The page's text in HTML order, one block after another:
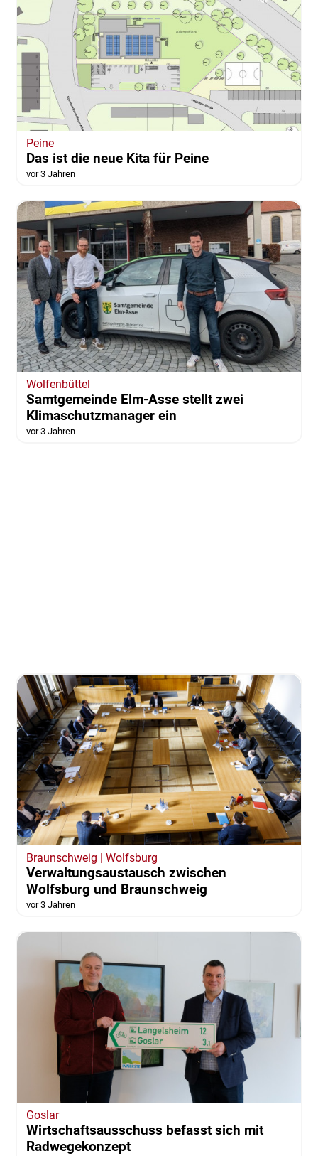
Peine
Das ist die neue Kita für Peine
vor 3 Jahren
Wolfenbüttel
Samtgemeinde Elm-Asse stellt zwei
Klimaschutzmanager ein
vor 3 Jahren
Braunschweig | Wolfsburg
Verwaltungsaustausch zwischen
Wolfsburg und Braunschweig
vor 3 Jahren
Goslar
Wirtschaftsausschuss befasst sich mit
Radwegekonzept